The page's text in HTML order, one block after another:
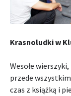
Krasnoludki w
Wesołe
przede
czas z książką i